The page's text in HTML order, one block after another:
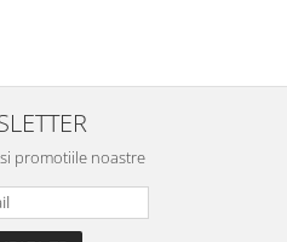
promotiile noastre